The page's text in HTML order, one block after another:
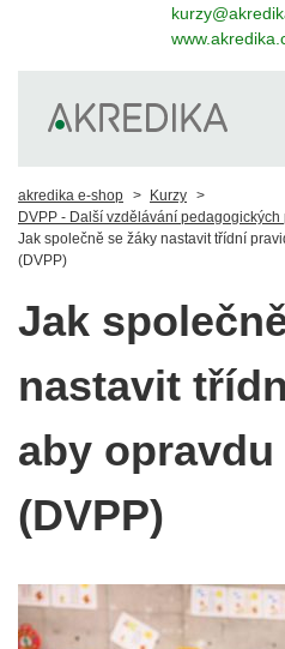
akredika e-shop
Kurzy
DVPP - Další vzdělávání pedagogických
Jak společně se žáky nastavit třídní
(DVPP)
Jak
nastavit
aby
(DVPP)